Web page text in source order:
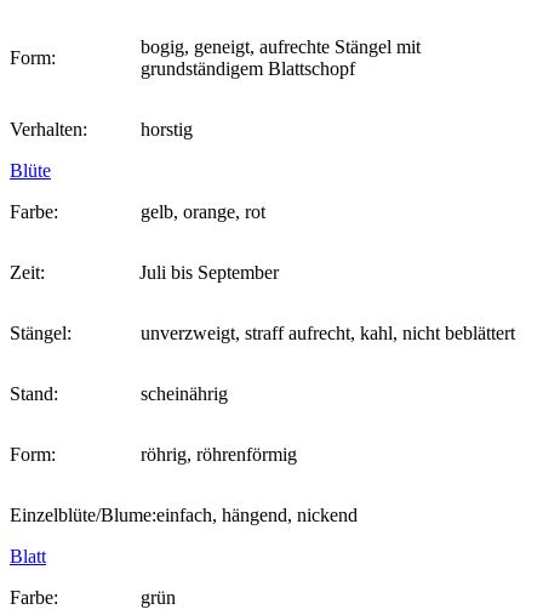
Form:
bogig, geneigt, aufrechte Stängel mit
grundständigem Blattschopf
Verhalten:
horstig
Blüte
Farbe:
gelb, orange, rot
Zeit: Juli bis September
Stängel: unverzweigt, straff aufrecht, kahl, nicht beblättert
Stand: scheinährig
Form: röhrig, röhrenförmig
Einzelblüte/Blume:einfach, hängend, nickend
Blatt
Farbe:
grün